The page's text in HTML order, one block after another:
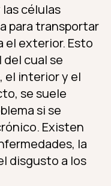
células
para transportar
el exterior. Esto
cual se
el interior y el
se suele
si se
Existen
la
disgusto a los